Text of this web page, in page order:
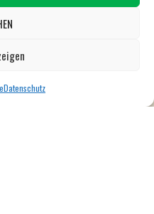
Datenschutz
(Überweisung)